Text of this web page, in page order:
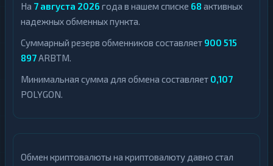
На 7 августа 2026 года в нашем списке 68 активных
надежных обменных пункта.
Суммарный резерв обменников составляет 900 515
897ARBTM.
Минимальная сумма для обмена составляет 0,107
POLYGON.
Обмен криптовалюты на криптовалюту давно стал